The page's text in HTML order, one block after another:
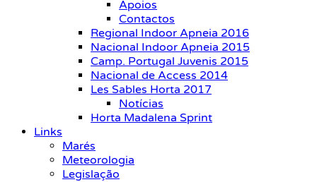
Apoios
Contactos
Regional Indoor Apneia 2016
Nacional Indoor Apneia 2015
Camp. Portugal Juvenis 2015
Nacional de Access 2014
Les Sables Horta 2017
Notícias
Horta Madalena Sprint
Links
Marés
Meteorologia
Legislação